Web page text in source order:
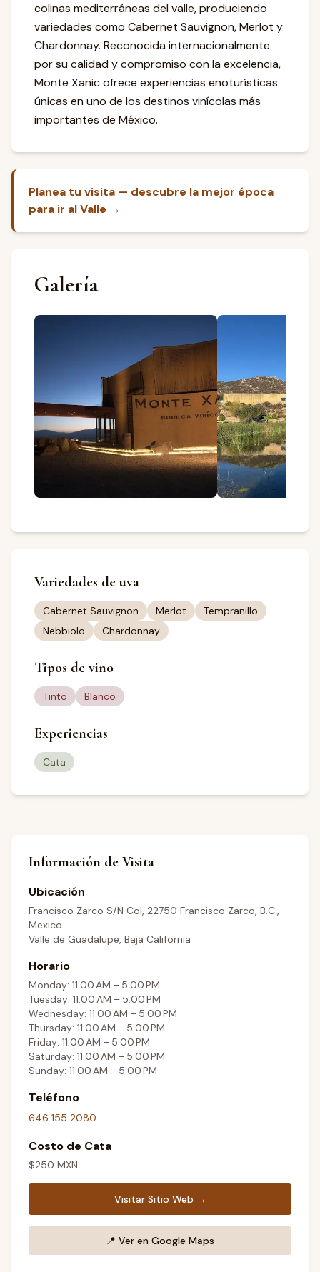
colinas mediterráneas del valle, produciendo
variedades como Cabernet Sauvignon, Merlot y
Chardonnay. Reconocida internacionalmente
por su calidad y compromiso con la excelencia,
Monte Xanic ofrece experiencias enoturísticas
únicas en uno de los destinos vinícolas más
importantes de México.
Planea tu visita — descubre la mejor época
para ir al Valle →
Galería
Variedades de uva
Cabernet Sauvignon Merlot
Tempranillo
Nebbiolo
Chardonnay
Tipos de vino
Tinto Blanco
Experiencias
Cata
Información de Visita
Ubicación
Francisco Zarco S/N Col, 22750 Francisco Zarco, B.C.,
Mexico
Valle de Guadalupe, Baja California
Horario
Monday: 11:00 AM – 5:00 PM
Tuesday: 11:00 AM – 5:00 PM
Wednesday: 11:00 AM – 5:00 PM
Thursday: 11:00 AM – 5:00 PM
Friday: 11:00 AM – 5:00 PM
Saturday: 11:00 AM – 5:00 PM
Sunday: 11:00 AM – 5:00 PM
Teléfono
646 155 2080
Costo de Cata
$250 MXN
Visitar Sitio Web →
📍 Ver en Google Maps